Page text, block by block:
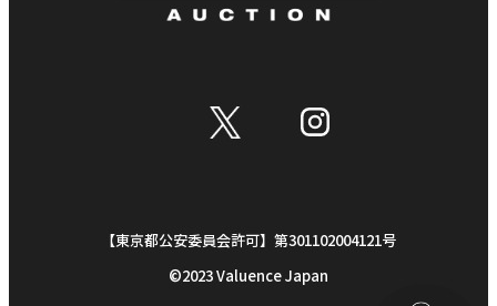
【東京都公安委員会許可】第301102004121号
©︎2023 Valuence Japan